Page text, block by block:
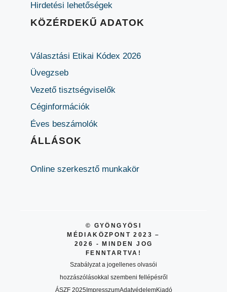
Hirdetési lehetőségek
KÖZÉRDEKŰ ADATOK
Választási Etikai Kódex 2026
Üvegzseb
Vezető tisztségviselők
Céginformációk
Éves beszámolók
ÁLLÁSOK
Online szerkesztő munkakör
© GYÖNGYÖSI
MÉDIAKÖZPONT 2023 –
2026 - MINDEN JOG
FENNTARTVA!
Szabályzat a jogellenes olvasói
hozzászólásokkal szembeni fellépésről
ÁSZF 2025ImpresszumAdatvédelemKiadó